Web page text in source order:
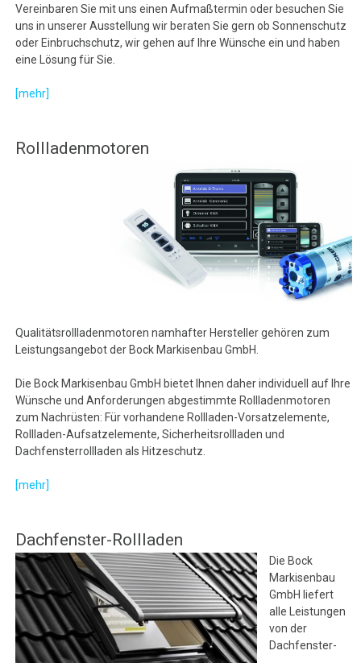
Vereinbaren Sie mit uns einen Aufmaßtermin oder besuchen Sie
uns in unserer Ausstellung wir beraten Sie gern ob Sonnenschutz
oder Einbruchschutz, wir gehen auf Ihre Wünsche ein und haben
eine Lösung für Sie.
[mehr]
Rollladenmotoren
Qualitätsrollladenmotoren namhafter Hersteller gehören zum
Leistungsangebot der Bock Markisenbau GmbH.
Die Bock Markisenbau GmbH bietet Ihnen daher individuell auf Ihre
Wünsche und Anforderungen abgestimmte Rollladenmotoren
zum Nachrüsten: Für vorhandene Rollladen-Vorsatzelemente,
Rollladen-Aufsatzelemente, Sicherheitsrollladen und
Dachfensterrollladen als Hitzeschutz.
[mehr]
Dachfenster-Rollladen
Die Bock
Markisenbau
GmbH liefert
alle Leistungen
von der
Dachfenster-